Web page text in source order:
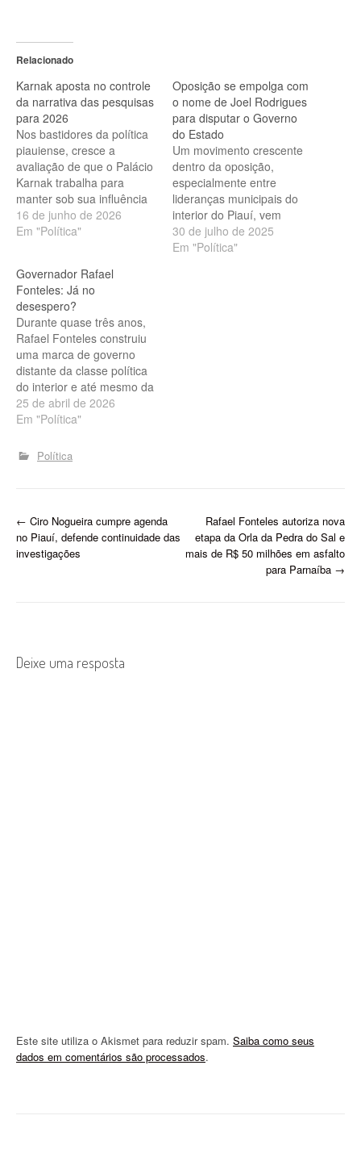
Relacionado
Karnak aposta no controle
da narrativa das pesquisas
para 2026
Nos bastidores da política
piauiense, cresce a
avaliação de que o Palácio
Karnak trabalha para
manter sob sua influência
a maior parte dos institutos
de pesquisa que atuam no
acesso de adversários a
levantamentos
independentes e
consolidar uma narrativa
favorável ao grupo…
16 de junho de 2026
Em "Política"
Oposição se empolga com
o nome de Joel Rodrigues
para disputar o Governo
do Estado
Um movimento crescente
dentro da oposição,
especialmente entre
lideranças municipais do
interior do Piauí, vem
defendendo a substituição
do nome da ex-deputada
30 de julho de 2025
Em "Política"
Governador Rafael
Fonteles: Já no
desespero?
Durante quase três anos,
Rafael Fonteles construiu
uma marca de governo
distante da classe política
do interior e até mesmo da
própria base que o elegeu.
Prefeitos, vereadores e
relatam o mesmo padrão:
vez mais inacessível.…
25 de abril de 2026
Em "Política"
Política
P
o
a
← Ciro Nogueira cumpre agenda
no Piauí, defende continuidade das
investigações
Rafael Fonteles autoriza nova
etapa da Orla da Pedra do Sal e
mais de R$ 50 milhões em asfalto
para Parnaíba →
Deixe uma resposta
Este site utiliza o Akismet para reduzir spam. Saiba como seus
dados em comentários são processados.